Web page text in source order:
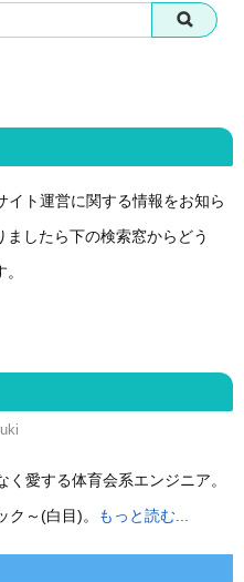
イト運営に関する情報をお知ら
したら下の検索窓からどう
く愛する体育会系エンジニア。
ク～(白目)。
もっと読む...